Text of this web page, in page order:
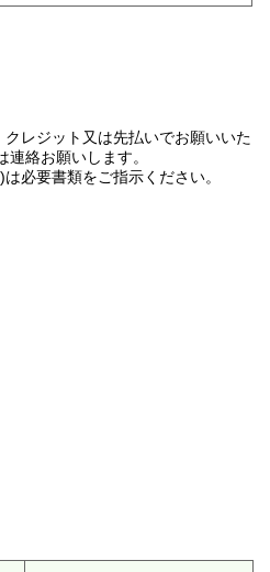
レジット又は先払いでお願いいた
連絡お願いします。
必要書類をご指示ください。